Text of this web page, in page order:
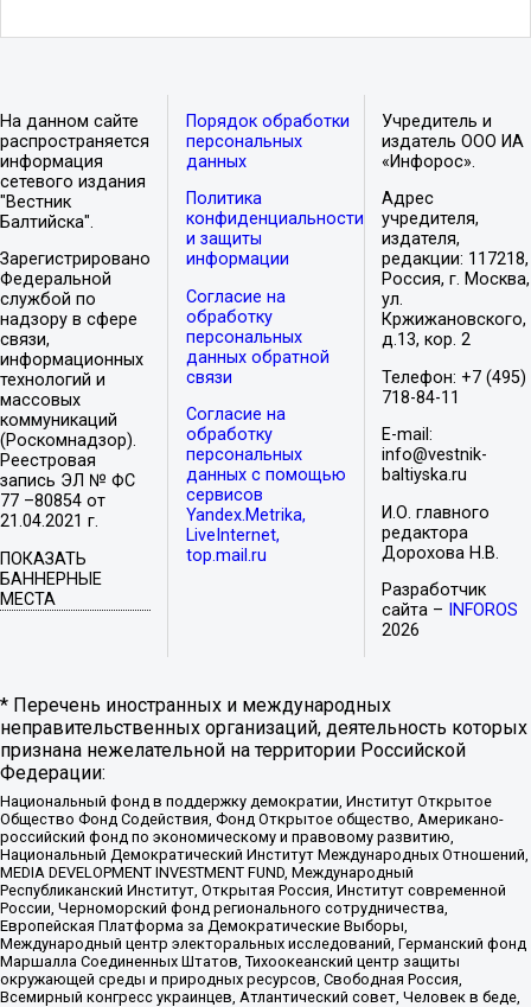
На данном сайте
распространяется
информация
сетевого издания
"Вестник
Балтийска".
Зарегистрировано
Федеральной
службой по
надзору в сфере
связи,
информационных
технологий и
массовых
коммуникаций
(Роскомнадзор).
Реестровая
запись ЭЛ № ФС
77 –80854 от
21.04.2021 г.
ПОКАЗАТЬ
БАННЕРНЫЕ
МЕСТА
Порядок обработки
персональных
данных
Политика
конфиденциальности
и защиты
информации
Согласие на
обработку
персональных
данных обратной
связи
Согласие на
обработку
персональных
данных с помощью
сервисов
Yandex.Metrika,
LiveInternet,
top.mail.ru
Учредитель и
издатель ООО ИА
«Инфорос».
Адрес
учредителя,
издателя,
редакции: 117218,
Россия, г. Москва,
ул.
Кржижановского,
д.13, кор. 2
Телефон: +7 (495)
718-84-11
E-mail:
info@vestnik-
baltiyska.ru
И.О. главного
редактора
Дорохова Н.В.
Разработчик
сайта –
INFOROS
2026
* Перечень иностранных и международных
неправительственных организаций, деятельность которых
признана нежелательной на территории Российской
Федерации:
Национальный фонд в поддержку демократии, Институт Открытое
Общество Фонд Содействия, Фонд Открытое общество, Американо-
российский фонд по экономическому и правовому развитию,
Национальный Демократический Институт Международных Отношений,
MEDIA DEVELOPMENT INVESTMENT FUND, Международный
Республиканский Институт, Открытая Россия, Институт современной
России, Черноморский фонд регионального сотрудничества,
Европейская Платформа за Демократические Выборы,
Международный центр электоральных исследований, Германский фонд
Маршалла Соединенных Штатов, Тихоокеанский центр защиты
окружающей среды и природных ресурсов, Свободная Россия,
Всемирный конгресс украинцев, Атлантический совет, Человек в беде,